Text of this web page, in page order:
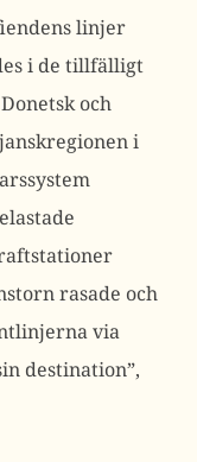
linjer
i de tillfälligt
och
i
rasade och
via
destination”,